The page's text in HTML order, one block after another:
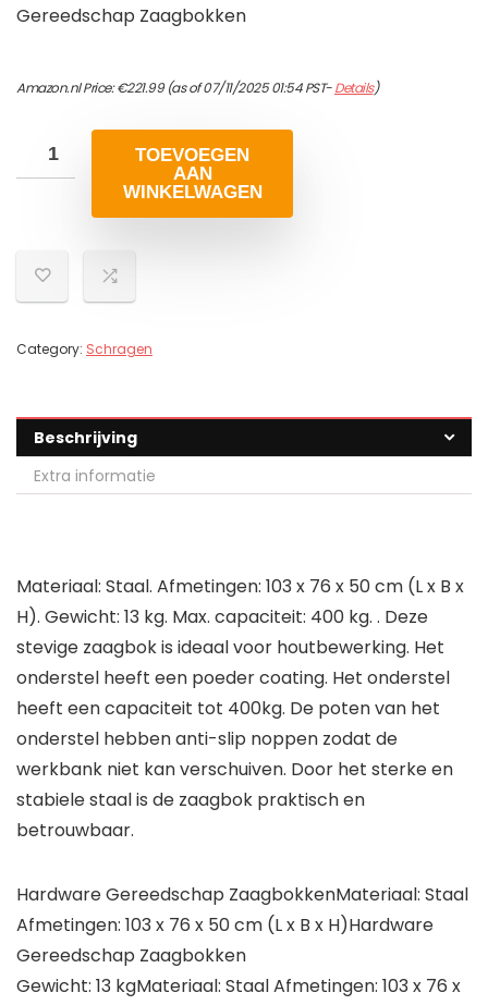
Gereedschap Zaagbokken
Amazon.nl Price:€221.99(as of 07/11/2025 01:54 PST-Details)
TOEVOEGEN
AAN
WINKELWAGEN
Category: Schragen
Beschrijving
Extra informatie
Materiaal: Staal. Afmetingen: 103 x 76 x 50 cm (L x B x
H). Gewicht: 13 kg. Max. capaciteit: 400 kg. . Deze
stevige zaagbok is ideaal voor houtbewerking. Het
onderstel heeft een poeder coating. Het onderstel
heeft een capaciteit tot 400kg. De poten van het
onderstel hebben anti-slip noppen zodat de
werkbank niet kan verschuiven. Door het sterke en
stabiele staal is de zaagbok praktisch en
betrouwbaar.
Hardware Gereedschap ZaagbokkenMateriaal: Staal
Afmetingen: 103 x 76 x 50 cm (L x B x H)Hardware
Gereedschap Zaagbokken
Gewicht: 13 kgMateriaal: Staal Afmetingen: 103 x 76 x